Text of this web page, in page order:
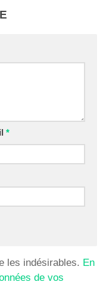
*
les indésirables. En
de vos